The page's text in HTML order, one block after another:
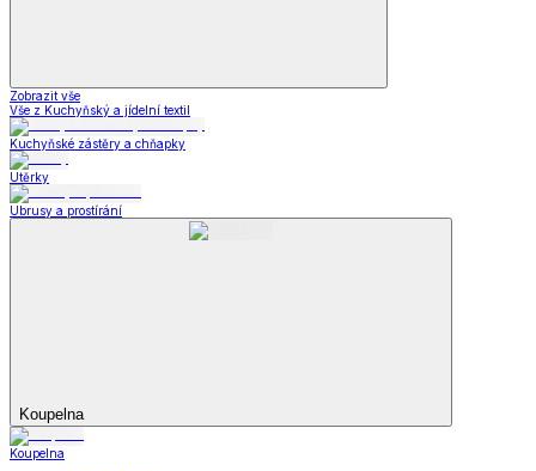
Zobrazit vše
Vše z Kuchyňský a jídelní textil
Kuchyňské zástěry a chňapky
Utěrky
Ubrusy a prostírání
Koupelna
Koupelna